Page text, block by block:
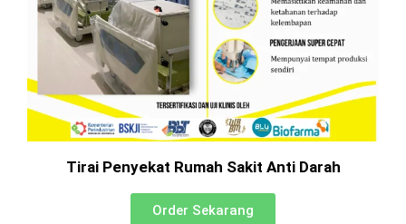
Tirai Penyekat Rumah Sakit Anti Darah
Order Sekarang